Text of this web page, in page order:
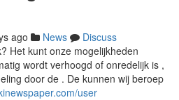
ago News
Discuss
Het kunt onze mogelijkheden
wordt verhoogd of onredelijk is ,
door de . De kunnen wij beroep
user